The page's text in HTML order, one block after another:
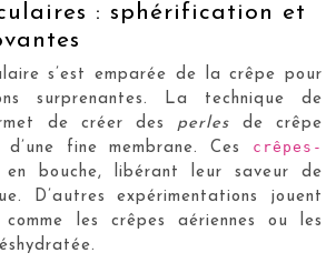
: sphérification et
s’est emparée de la crêpe pour
surprenantes. La technique de
de créer des perles de crêpe
d’une fine membrane. Ces crêpes-
en bouche, libérant leur saveur de
D’autres expérimentations jouent
les crêpes aériennes ou les